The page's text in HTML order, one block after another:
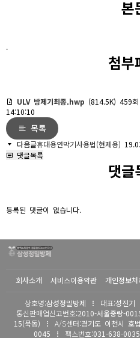
본
첨부
ULV 방제기최종.hwp (814.5K) 459
14:10:10
목록
다음글휴대용연막기사용법(현제용)
댓글목록
댓글
등록된 댓글이 없습니다.
회사소개 서비스이용약관 개인정보처
상호명:삼성정밀방제 대표:성진기
통신판매업신고번호:2010-서울중랑-
15(묵동)
A/S센터 :경기도 이천시 호
0045
팩스번호:031-638-0035